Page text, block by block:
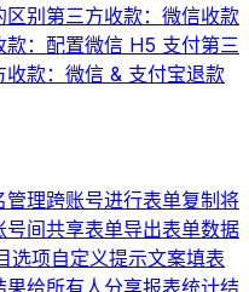
区别第三方收款：微信收款
款：配置微信 H5 支付第三
收款：微信 & 支付宝退款
管理跨账号进行表单复制将
号间共享表单导出表单数据
选项自定义提示文案填表
果给所有人分享报表统计结